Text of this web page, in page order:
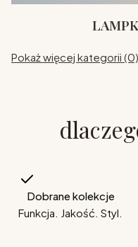
Pokaż więcej kategorii (0)
Dobrane kolekcje
Funkcja. Jakość. Styl.